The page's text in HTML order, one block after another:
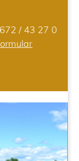
/ 43 27 0